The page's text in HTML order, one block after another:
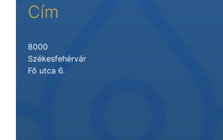
Cím
8000
Székesfehérvár
Fő utca 6.